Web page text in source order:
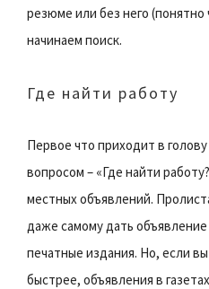
резюме или без него
начинаем поиск.
Где найти работу
Первое что приходит в
вопросом – «Где найти
местных объявлений.
даже самому дать
печатные издания. Но, если
быстрее, объявления в